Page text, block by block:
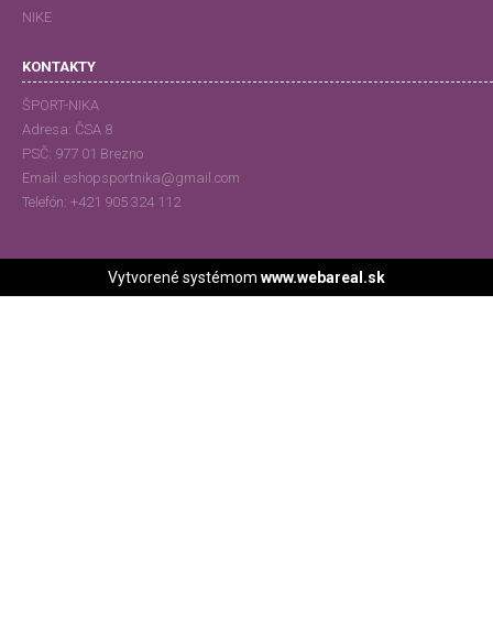
NIKE
KONTAKTY
ŠPORT-NIKA
Adresa: ČSA 8
PSČ: 977 01 Brezno
Email: eshopsportnika@gmail.com
Telefón: +421 905 324 112
Vytvorené systémom www.webareal.sk